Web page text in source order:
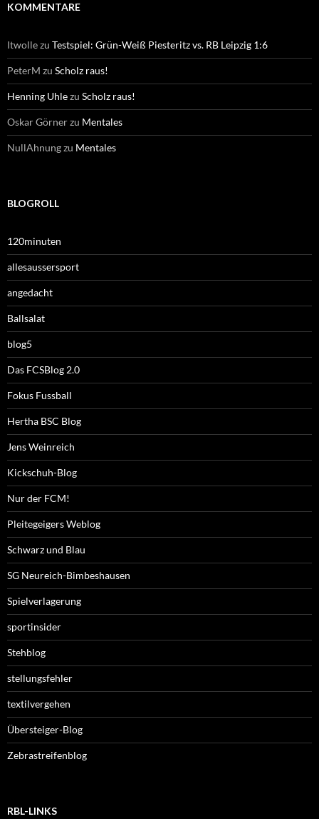
KOMMENTARE
Itwollezu Testspiel: Grün-Weiß Piesteritz vs. RB Leipzig 1:6
PeterM zu Scholz raus!
Henning Uhlezu Scholz raus!
Oskar Görnerzu Mentales
NullAhnungzu Mentales
BLOGROLL
120minuten
allesaussersport
angedacht
Ballsalat
blog5
Das FCSBlog 2.0
Fokus Fussball
Hertha BSC Blog
Jens Weinreich
Kickschuh-Blog
Nur der FCM!
Pleitegeigers Weblog
Schwarz und Blau
SG Neureich-Bimbeshausen
Spielverlagerung
sportinsider
Stehblog
stellungsfehler
textilvergehen
Übersteiger-Blog
Zebrastreifenblog
RBL-LINKS